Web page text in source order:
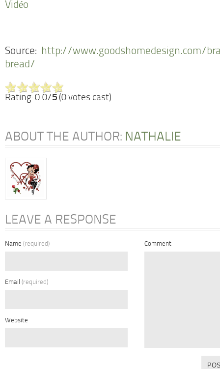
Vidéo
Source: http://www.goodshomedesign.com/
bread/
Rating: 0.0/5 (0 votes cast)
ABOUT THE AUTHOR: NATHALIE
LEAVE A RESPONSE
Name (required)
Email (required)
Website
Comment